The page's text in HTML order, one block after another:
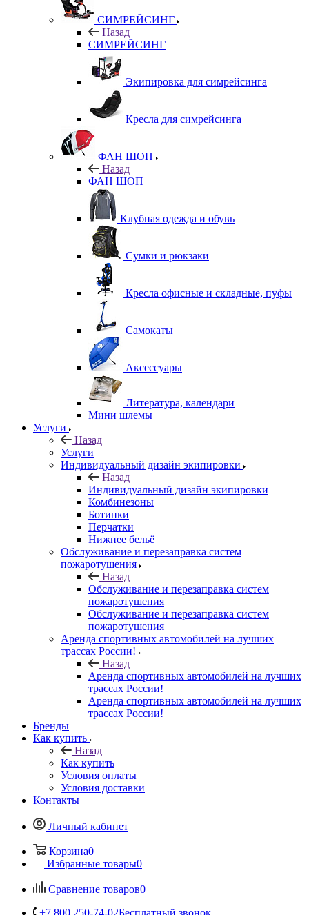
СИМРЕЙСИНГ
Назад
СИМРЕЙСИНГ
Экипировка для симрейсинга
Кресла для симрейсинга
ФАН ШОП
Назад
ФАН ШОП
Клубная одежда и обувь
Сумки и рюкзаки
Кресла офисные и складные, пуфы
Самокаты
Аксессуары
Литература, календари
Мини шлемы
Услуги
Назад
Услуги
Индивидуальный дизайн экипировки
Назад
Индивидуальный дизайн экипировки
Комбинезоны
Ботинки
Перчатки
Нижнее бельё
Обслуживание и перезаправка систем
пожаротушения
Назад
Обслуживание и перезаправка систем
пожаротушения
Обслуживание и перезаправка систем
пожаротушения
Аренда спортивных автомобилей на лучших
трассах России!
Назад
Аренда спортивных автомобилей на лучших
трассах России!
Аренда спортивных автомобилей на лучших
трассах России!
Бренды
Как купить
Назад
Как купить
Условия оплаты
Условия доставки
Контакты
Личный кабинет
Корзина0
Избранные товары0
Сравнение товаров0
+7 800 250-74-02Бесплатный звонок